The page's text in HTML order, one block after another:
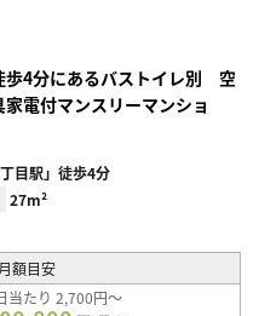
歩4分にあるバストイレ別 空
電付マンスリーマンショ
目駅」徒歩4分
27m²
月額目安
当たり 2,700円～